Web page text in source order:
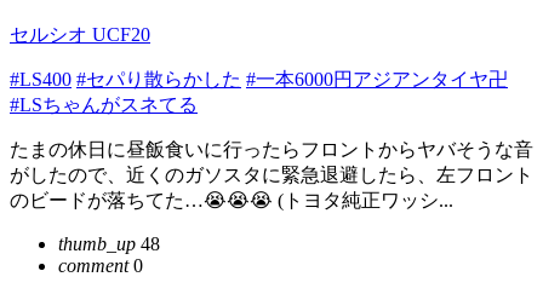
セルシオ UCF20
#LS400 #セパり散らかした #一本6000円アジアンタイヤ卍
#LSちゃんがスネてる
たまの休日に昼飯食いに行ったらフロントからヤバそうな音
がしたので、近くのガソスタに緊急退避したら、左フロント
のビードが落ちてた…😭😭😭 (トヨタ純正ワッシ...
thumb_up 48
comment0